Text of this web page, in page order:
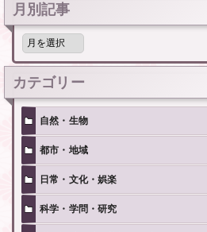
月別記事
月
記
事
カテゴリー
自然・生物
都市・地域
日常・文化・娯楽
科学・学問・研究